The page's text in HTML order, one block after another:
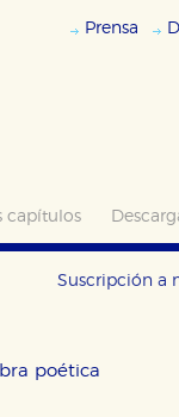
Prensa
capítulos
Suscripción a
poética